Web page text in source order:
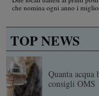
che nomina ogni anno i
TOP NEWS
Quanta acqua
consigli OMS